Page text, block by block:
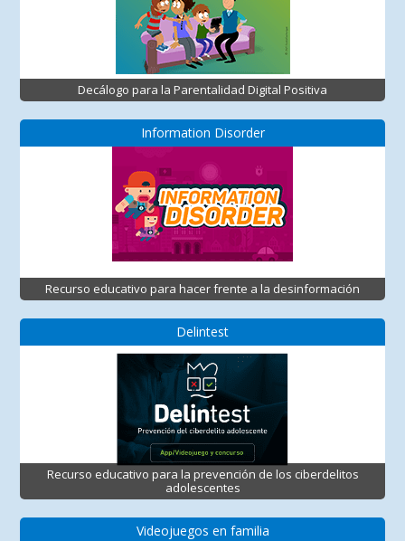
Decálogo para la Parentalidad Digital Positiva
Information Disorder
Recurso educativo para hacer frente a la desinformación
Delintest
Recurso educativo para la prevención de los ciberdelitos
adolescentes
Videojuegos en familia